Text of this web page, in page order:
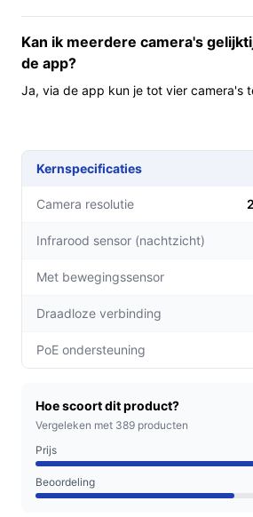
extra accessoires.
Smart Life‑integratie en WiFi:
bediening via een
Voor wie is dit geschikt?
Deze camera past bij:
- huurders of bewoners die van
oprit of straat willen monitoren
2K‑beeld zoeken; - wie voorkeur
met ingebouwde microfoon en
Voor wie is dit minder geschikt?
Als je batterijvoeding, meegeleverde
controleer dan de specificaties: de
‘oplaadbaar’, maar de specificatie
montagemateriaal en muurbeugel
specificaties niet inbegrepen;
Als je extra IP‑camera functies
Kan ik meerdere camera's
de app?
Ja, via de app kun je tot vier camera's
Kernspecificaties
Camera resolutie
Infrarood sensor (nachtzicht)
Met bewegingssensor
Draadloze verbinding
PoE ondersteuning
Hoe scoort dit product?
Vergeleken met 389 producten
Prijs
Beoordeling